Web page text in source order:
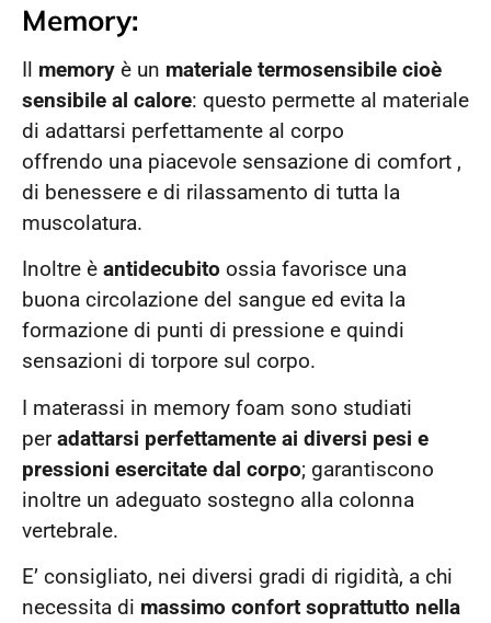
Memory:
Il memory è un materiale termosensibile cioè
sensibile al calore: questo permette al materiale
di adattarsi perfettamente al corpo
offrendo una piacevole sensazione di comfort ,
di benessere e di rilassamento di tutta la
muscolatura.
Inoltre è antidecubito ossia favorisce una
buona circolazione del sangue ed evita la
formazione di punti di pressione e quindi
sensazioni di torpore sul corpo.
I materassi in memory foam sono studiati
peradattarsi perfettamente ai diversi pesi e
pressioni esercitate dal corpo; garantiscono
inoltre un adeguato sostegno alla colonna
vertebrale.
E’ consigliato, nei diversi gradi di rigidità, a chi
necessita di massimo confort soprattutto nella